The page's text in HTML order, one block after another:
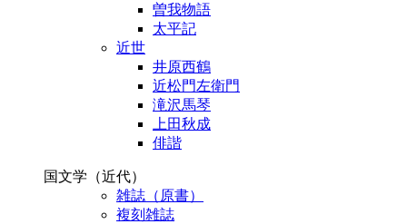
曽我物語
太平記
近世
井原西鶴
近松門左衛門
滝沢馬琴
上田秋成
俳諧
国文学（近代）
雑誌（原書）
複刻雑誌